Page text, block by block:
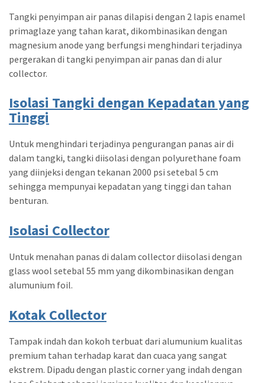
Tangki penyimpan air panas dilapisi dengan 2 lapis enamel
primaglaze yang tahan karat, dikombinasikan dengan
magnesium anode yang berfungsi menghindari terjadinya
pergerakan di tangki penyimpan air panas dan di alur
collector.
Isolasi Tangki dengan Kepadatan yang
Tinggi
Untuk menghindari terjadinya pengurangan panas air di
dalam tangki, tangki diisolasi dengan polyurethane foam
yang diinjeksi dengan tekanan 2000 psi setebal 5 cm
sehingga mempunyai kepadatan yang tinggi dan tahan
benturan.
Isolasi Collector
Untuk menahan panas di dalam collector diisolasi dengan
glass wool setebal 55 mm yang dikombinasikan dengan
alumunium foil.
Kotak Collector
Tampak indah dan kokoh terbuat dari alumunium kualitas
premium tahan terhadap karat dan cuaca yang sangat
ekstrem. Dipadu dengan plastic corner yang indah dengan